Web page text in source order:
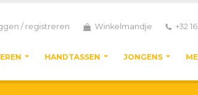
/ registreren Winkelmandje +32
HANDTASSEN JONGENS